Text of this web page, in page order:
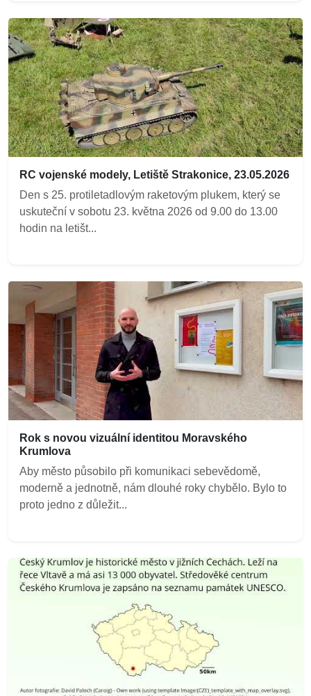
RC vojenské modely, Letiště Strakonice, 23.05.2026
Den s 25. protiletadlovým raketovým plukem, který se
uskuteční v sobotu 23. května 2026 od 9.00 do 13.00
hodin na letišt...
Rok s novou vizuální identitou Moravského
Krumlova
Aby město působilo při komunikaci sebevědomě,
moderně a jednotně, nám dlouhé roky chybělo. Bylo to
proto jedno z důležit...